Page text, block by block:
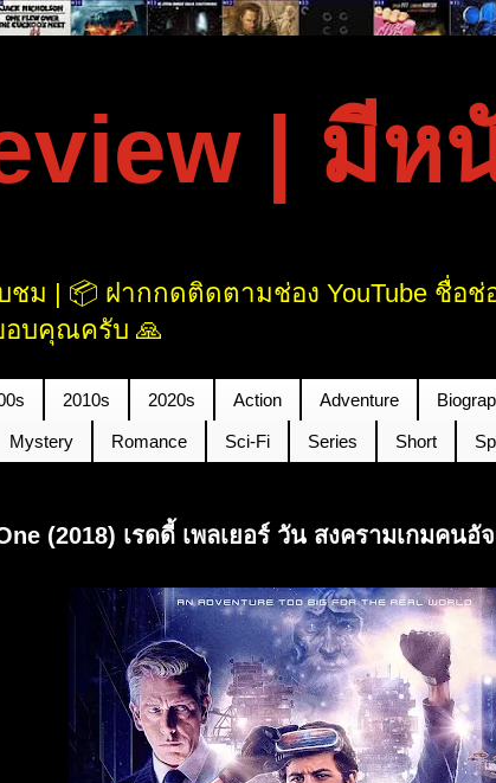
| มีห
| 📦 ฝากกดติดตามช่อง YouTube ชื่อช่อ
อบคุณครับ 🙏
2010s 2020s Action Adventure
Mystery Romance Sci-Fi Series Short
(2018) เรดดี้ เพลเยอร์ วัน สงครามเกมคนอั